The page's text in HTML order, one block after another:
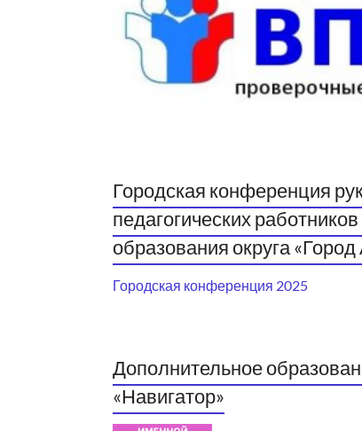
Городская конференция
педагогических
образования округа «Город
Городская конференция 2025
Дополнительное
«Навигатор»